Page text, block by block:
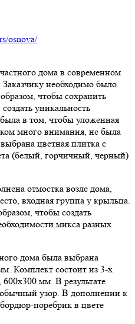
osnova/
дома в современном
необходимо было
чтобы сохранить
уникальность
в том, чтобы уложенная
много внимания, не была
цветная плитка с
(белый, горчичный, черный)
отмостка возле дома,
входная группа у крыльца.
чтобы создать
микса разных
дома была выбрана
Комплект состоит из 3-х
мм. В результате
узор. В дополнении к
поребрик в цвете